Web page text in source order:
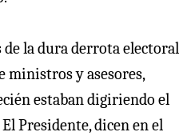
de la dura derrota electoral
ministros y asesores,
estaban digiriendo el
Presidente, dicen en el